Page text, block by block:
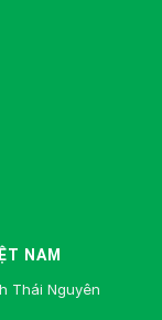
NAM
Thái Nguyên